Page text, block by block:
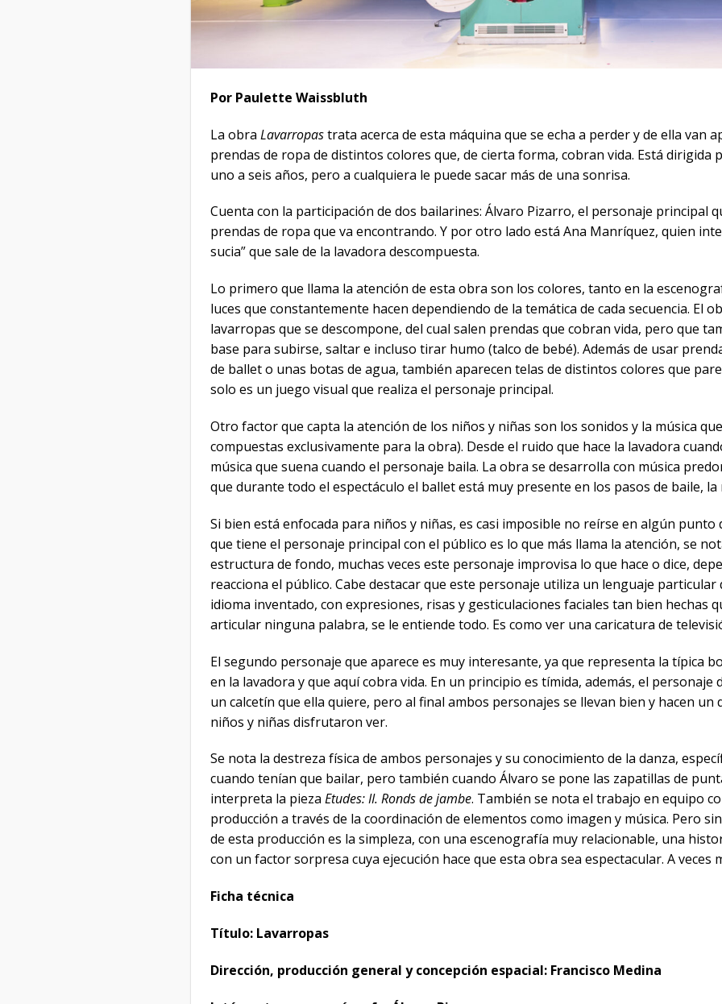
Por Paulette Waissbluth
La obra Lavarropastrata acerca de esta máquina que se echa a perder y de ella van
prendas de ropa de distintos colores que, de cierta forma, cobran vida. Está dirigida
uno a seis años, pero a cualquiera le puede sacar más de una sonrisa.
Cuenta con la participación de dos bailarines: Álvaro Pizarro, el personaje principal
prendas de ropa que va encontrando. Y por otro lado está Ana Manríquez, quien
sucia” que sale de la lavadora descompuesta.
Lo primero que llama la atención de esta obra son los colores, tanto en la
luces que constantemente hacen dependiendo de la temática de cada secuencia. El
lavarropas que se descompone, del cual salen prendas que cobran vida, pero que
base para subirse, saltar e incluso tirar humo (talco de bebé). Además de usar
de ballet o unas botas de agua, también aparecen telas de distintos colores que
solo es un juego visual que realiza el personaje principal.
Otro factor que capta la atención de los niños y niñas son los sonidos y la música
compuestas exclusivamente para la obra). Desde el ruido que hace la lavadora
música que suena cuando el personaje baila. La obra se desarrolla con música
que durante todo el espectáculo el ballet está muy presente en los pasos de baile, la
Si bien está enfocada para niños y niñas, es casi imposible no reírse en algún punto
que tiene el personaje principal con el público es lo que más llama la atención, se
estructura de fondo, muchas veces este personaje improvisa lo que hace o dice,
reacciona el público. Cabe destacar que este personaje utiliza un lenguaje
idioma inventado, con expresiones, risas y gesticulaciones faciales tan bien hechas
articular ninguna palabra, se le entiende todo. Es como ver una caricatura de
El segundo personaje que aparece es muy interesante, ya que representa la típica
en la lavadora y que aquí cobra vida. En un principio es tímida, además, el personaje
un calcetín que ella quiere, pero al final ambos personajes se llevan bien y hacen un
niños y niñas disfrutaron ver.
Se nota la destreza física de ambos personajes y su conocimiento de la danza,
cuando tenían que bailar, pero también cuando Álvaro se pone las zapatillas de
interpreta la pieza Etudes: II. Ronds de jambe. También se nota el trabajo en equipo
producción a través de la coordinación de elementos como imagen y música. Pero
de esta producción es la simpleza, con una escenografía muy relacionable, una
con un factor sorpresa cuya ejecución hace que esta obra sea espectacular. A veces
Ficha técnica
Título: Lavarropas
Dirección, producción general y concepción espacial: Francisco Medina